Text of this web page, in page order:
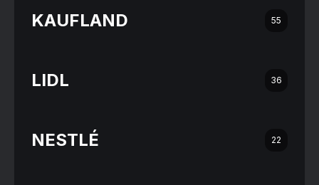
KAUFLAND 55
LIDL 36
NESTLÉ 22